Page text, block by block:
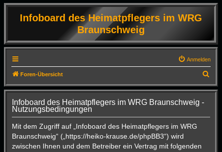
Infoboard des Heimatpflegers im WRG
Braunschweig
Anmelden
Foren-Übersicht
u
Infoboard des Heimatpflegers im WRG Braunschweig -
Nutzungsbedingungen
Mit dem Zugriff auf „Infoboard des Heimatpflegers im WRG
Braunschweig“ („https://heiko-krause.de/phpBB3“) wird
zwischen Ihnen und dem Betreiber ein Vertrag mit folgenden